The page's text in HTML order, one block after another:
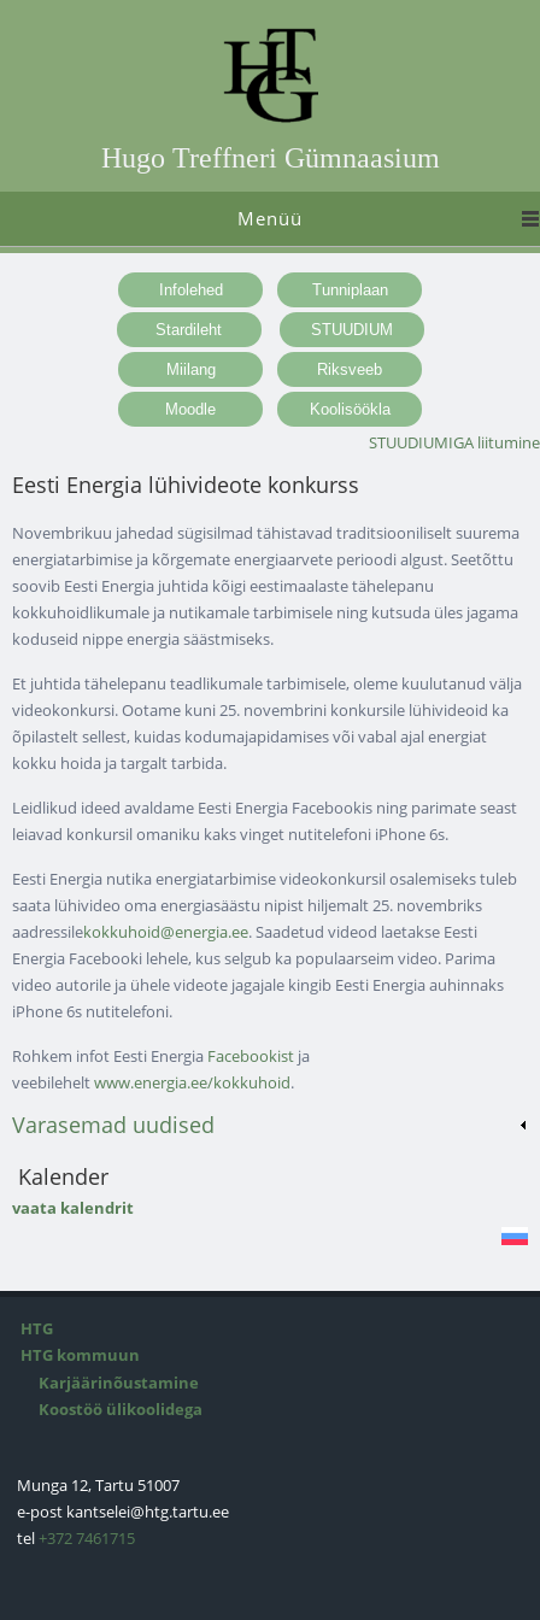
Hugo Treffneri Gümnaasium
Menüü
STUUDIUMIGA liitumine
Eesti Energia lühivideote konkurss
Novembrikuu jahedad sügisilmad tähistavad traditsiooniliselt suurema
energiatarbimise ja kõrgemate energiaarvete perioodi algust. Seetõttu
soovib Eesti Energia juhtida kõigi eestimaalaste tähelepanu
kokkuhoidlikumale ja nutikamale tarbimisele ning kutsuda üles jagama
koduseid nippe energia säästmiseks.
Et juhtida tähelepanu teadlikumale tarbimisele, oleme kuulutanud välja
videokonkursi. Ootame kuni 25. novembrini konkursile lühivideoid ka
õpilastelt sellest, kuidas kodumajapidamises või vabal ajal energiat
kokku hoida ja targalt tarbida.
Leidlikud ideed avaldame Eesti Energia Facebookis ning parimate seast
leiavad konkursil omaniku kaks vinget nutitelefoni iPhone 6s.
Eesti Energia nutika energiatarbimise videokonkursil osalemiseks tuleb
saata lühivideo oma energiasäästu nipist hiljemalt 25. novembriks
aadressilekokkuhoid@energia.ee. Saadetud videod laetakse Eesti
Energia Facebooki lehele, kus selgub ka populaarseim video. Parima
video autorile ja ühele videote jagajale kingib Eesti Energia auhinnaks
iPhone 6s nutitelefoni.
Rohkem infot Eesti Energia Facebookist ja
veebileheltwww.energia.ee/kokkuhoid.
Varasemad uudised
Kalender
vaata kalendrit
HTG
HTG kommuun
Karjäärinõustamine
Koostöö ülikoolidega
Munga 12, Tartu 51007
e-post kantselei@htg.tartu.ee
tel+372 7461715